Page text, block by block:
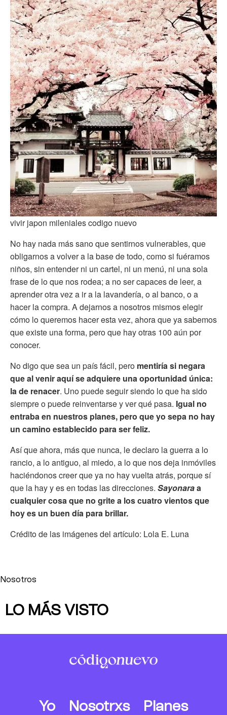
vivir japon mileniales codigo nuevo
No hay nada más sano que sentirnos vulnerables, que
obligarnos a volver a la base de todo, como si fuéramos
niños, sin entender ni un cartel, ni un menú, ni una sola
frase de lo que nos rodea; a no ser capaces de leer, a
aprender otra vez a ir a la lavandería, o al banco, o a
hacer la compra. A dejarnos a nosotros mismos elegir
cómo lo queremos hacer esta vez, ahora que ya sabemos
que existe una forma, pero que hay otras 100 aún por
conocer.
No digo que sea un país fácil, pero mentiría si negara
que al venir aquí se adquiere una oportunidad única:
la de renacer. Uno puede seguir siendo lo que ha sido
siempre o puede reinventarse y ver qué pasa. Igual no
entraba en nuestros planes, pero que yo sepa no hay
un camino establecido para ser feliz.
Así que ahora, más que nunca, le declaro la guerra a lo
rancio, a lo antiguo, al miedo, a lo que nos deja inmóviles
haciéndonos creer que ya no hay vuelta atrás, porque sí
que la hay y es en todas las direcciones. Sayonaraa
cualquier cosa que no grite a los cuatro vientos que
hoy es un buen día para brillar.
Crédito de las imágenes del artículo: Lola E. Luna
Nosotros
LO MÁS VISTO
Yo Nosotrxs
Planes